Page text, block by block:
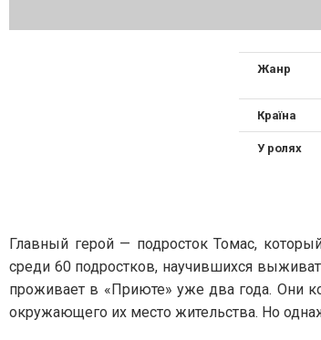
Жанр
Країна
У ролях
Главный герой — подросток Томас,
среди 60 подростков, научившихся
проживает в «Приюте» уже два года. Они
окружающего их место жительства. Но